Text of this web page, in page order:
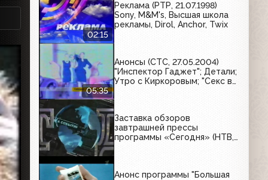
02:15
Реклама (РТР, 21.07.1998)
Sony, M&M's, Высшая школа
рекламы, Dirol, Anchor, Twix
05:35
Анонсы (СТС, 27.05.2004)
"Инспектор Гаджет"; Детали;
Утро с Киркоровым; "Секс в
Заставка обзоров
завтрашней прессы
программы «Сегодня» (НТВ,
Анонс программы "Большая